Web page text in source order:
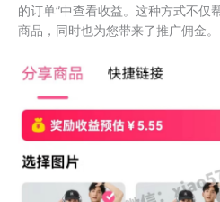
的订单”中查看收益。这种方式不仅
商品，同时也为您带来了推广佣金。